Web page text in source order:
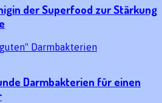
der Superfood zur Stärkung
Darmbakterien für einen